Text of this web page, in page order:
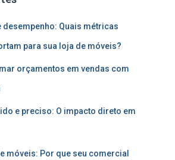
desempenho: Quais métricas
para sua loja de móveis?
orçamentos em vendas com
e preciso: O impacto direto em
móveis: Por que seu comercial